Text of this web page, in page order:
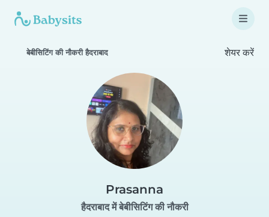
बेबीसिटिंग की नौकरी हैदराबाद शेयर करें
Prasanna
हैदराबाद में बेबीसिटिंग की नौकरी